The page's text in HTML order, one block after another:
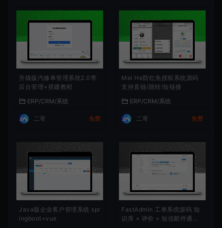
升级版汽修单管理系统2.0带
后台管理+搭建教程
ERP/CRM/系统
二哥 免费
Mei He防红免授权系统源码
支持直链/跳转/短链接
ERP/CRM/系统
二哥 免费
Java版企业客户管理系统 spr
ingboot+vue
FastAdmin 工单系统源码 知
识库 + 评价 + 短信邮件通知